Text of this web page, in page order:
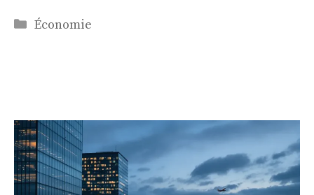
Catégories
Économie